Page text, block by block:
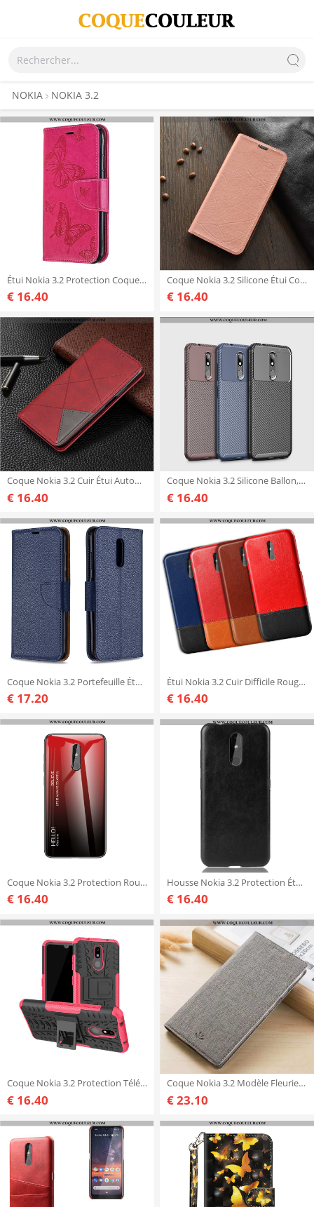
NOKIA NOKIA 3.2
Étui Nokia 3.2 Protection Coque Papillon, Nokia 3.2 Ornements Suspendus Rouge
€ 16.40
Coque Nokia 3.2 Silicone Étui Coque, Housse Nokia 3.2 Protection Rose
€ 16.40
Coque Nokia 3.2 Cuir Étui Automatique, Housse Nokia 3.2 Tout Compris Téléphone Portable Rouge
€ 16.40
Coque Nokia 3.2 Silicone Ballon, Housse Nokia 3.2 Protection Téléphone Portable Bleu
€ 16.40
Coque Nokia 3.2 Portefeuille Étui Tout Compris, Housse Nokia 3.2 Cuir Bleu
€ 17.20
Étui Nokia 3.2 Cuir Difficile Rouge, Coque Nokia 3.2 Modèle Fleurie Rouge
€ 16.40
Coque Nokia 3.2 Protection Rouge, Housse Nokia 3.2 Verre Téléphone Portable Rouge
€ 16.40
Housse Nokia 3.2 Protection Étui Difficile, Nokia 3.2 Tendance Téléphone Portable Noir
€ 16.40
Coque Nokia 3.2 Protection Téléphone Portable Rouge, Housse Nokia 3.2 Incassable Rose
€ 16.40
Coque Nokia 3.2 Modèle Fleurie Gris Housse, Housse Nokia 3.2 Protection Étui
€ 23.10